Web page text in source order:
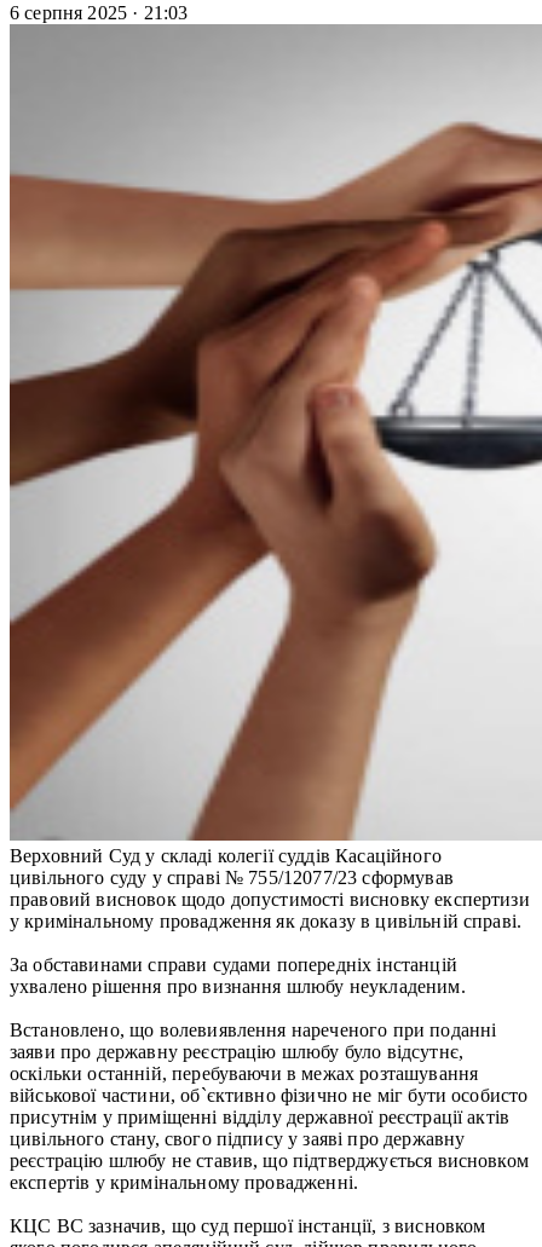
6 серпня 2025 · 21:03
Верховний Суд у складі колегії суддів Касаційного
цивільного суду у справі № 755/12077/23 сформував
правовий висновок щодо допустимості висновку експертизи
у кримінальному провадження як доказу в цивільній справі.
За обставинами справи судами попередніх інстанцій
ухвалено рішення про визнання шлюбу неукладеним.
Встановлено, що волевиявлення нареченого при поданні
заяви про державну реєстрацію шлюбу було відсутнє,
оскільки останній, перебуваючи в межах розташування
військової частини, об`єктивно фізично не міг бути особисто
присутнім у приміщенні відділу державної реєстрації актів
цивільного стану, свого підпису у заяві про державну
реєстрацію шлюбу не ставив, що підтверджується висновком
експертів у кримінальному провадженні.
КЦС ВС зазначив, що суд першої інстанції, з висновком